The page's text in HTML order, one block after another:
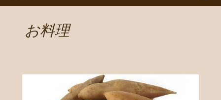
お料理